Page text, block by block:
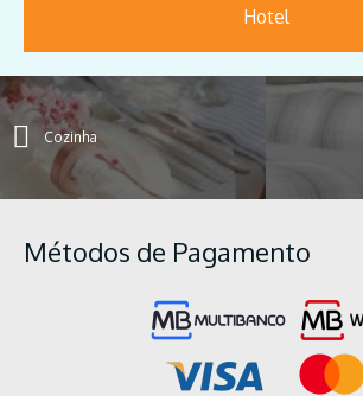
Hotel
Cozinha
Métodos de Pagamento